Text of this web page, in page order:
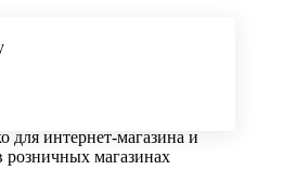
для интернет-магазина и
розничных магазинах